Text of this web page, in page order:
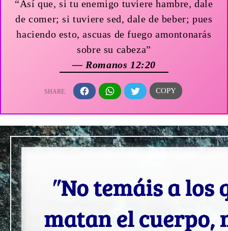
“Así que, si tu enemigo tuviere hambre, dale
de comer; si tuviere sed, dale de beber; pues
haciendo esto, ascuas de fuego amontonarás
sobre su cabeza”
— Romanos 12:20